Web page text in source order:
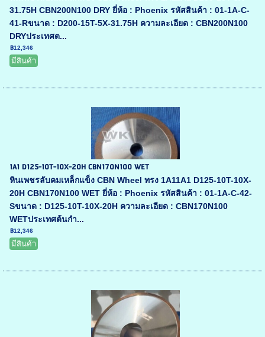
31.75H CBN200N100 DRY ยี่ห้อ : Phoenix รหัสสินค้า : 01-1A-C-
41-Rขนาด : D200-15T-5X-31.75H ความละเอียด : CBN200N100
DRYประเทศต...
฿12,346
มีสินค้า
1A1 D125-10T-10X-20H CBN170N100 WET
หินเพชรลับคมเหล็กแข็ง CBN Wheel ทรง 1A11A1 D125-10T-10X-
20H CBN170N100 WET ยี่ห้อ : Phoenix รหัสสินค้า : 01-1A-C-42-
Sขนาด : D125-10T-10X-20H ความละเอียด : CBN170N100
WETประเทศต้นกำ...
฿12,346
มีสินค้า